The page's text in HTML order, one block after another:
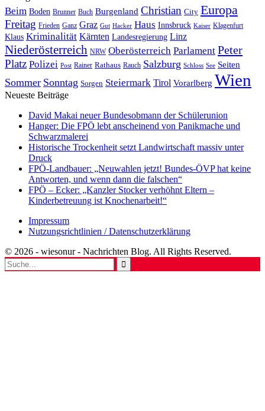
Beim Boden Brunner Buch Burgenland Christian City Europa
Freitag Frieden Ganz Graz Gut Hacker Haus Innsbruck Kaiser Klagenfurt
Klaus Kriminalität Kärnten Landesregierung Linz
Niederösterreich NRW Oberösterreich Parlament Peter
Platz Polizei Post Rainer Rathaus Rauch Salzburg Schloss See Seiten
Sommer Sonntag Sorgen Steiermark Tirol Vorarlberg Wien
Neueste Beiträge
David Makai neuer Bundesobmann der Schülerunion
Hanger: Die FPÖ lebt anscheinend von Panikmache und
Schwarzmalerei
Historische Trockenheit setzt Landwirtschaft massiv unter
Druck
FPÖ-Landbauer: „Neuwahlen jetzt! Bundes-ÖVP hat keine
Antworten, und wenn dann die falschen“
FPÖ – Ecker: „Kanzler Stocker verhöhnt Eltern –
Kinderbetreuung ist Knochenarbeit!“
Impressum
Nutzungsrichtlinien / Datenschutzerklärung
© 2026 - wiesonur - Nachrichten Blog. All Rights Reserved.